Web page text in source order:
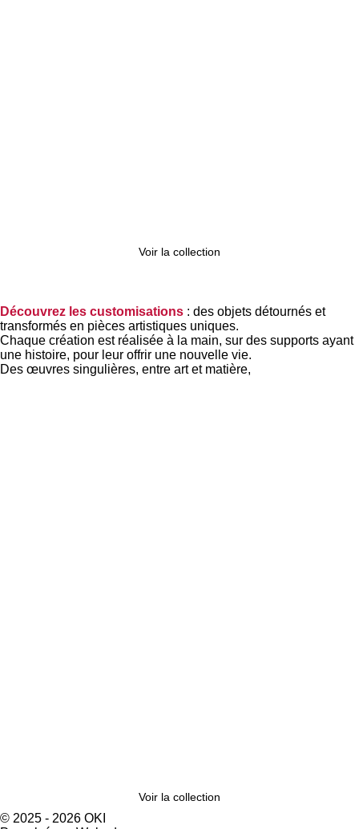
Voir la collection
Découvrez les customisations : des objets détournés et
transformés en pièces artistiques uniques.
Chaque création est réalisée à la main, sur des supports ayant
une histoire, pour leur offrir une nouvelle vie.
Des œuvres singulières, entre art et matière,
Voir la collection
© 2025 - 2026 OKI